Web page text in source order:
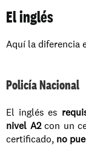
El inglés
Aquí la diferencia
Policía Nacional
El inglés es
nivel A2 con un
certificado, no